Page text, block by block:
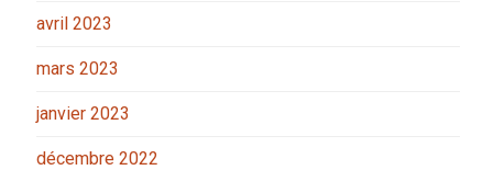
avril 2023
mars 2023
janvier 2023
décembre 2022